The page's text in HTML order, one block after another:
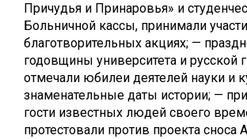
Причудья и Принаровья» и
Больничной кассы, принимали
благотворительных акциях; —
годовщины университета и русской
отмечали юбилеи деятелей науки и
знаменательные даты истории; —
гости известных людей своего
протестовали против проекта сноса